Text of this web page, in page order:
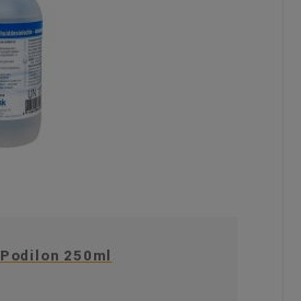
Podilon 250ml